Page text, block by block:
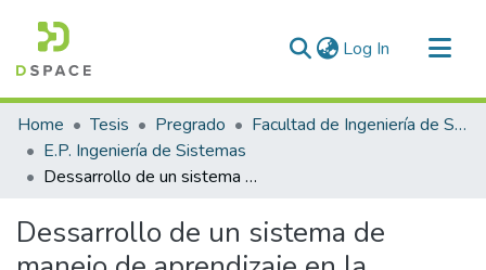
Log In (current)
Communities & Collections
All of DSpace
Statistics
Home Tesis Pregrado
Facultad de Ingeniería de Sistemas
E.P. Ingeniería de Sistemas
Dessarrollo de un sistema de manejo de aprendizaje en la Institución Educativa Pública Mariano Melgar 70660 San Miguel 2022
Dessarrollo de un sistema de